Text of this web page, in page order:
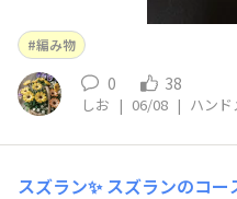
編み物
0 38
しお | 06/08 | ハンド
スズラン✨ スズランのコ